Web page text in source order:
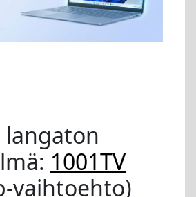
langaton
1001TV
vaihtoehto)